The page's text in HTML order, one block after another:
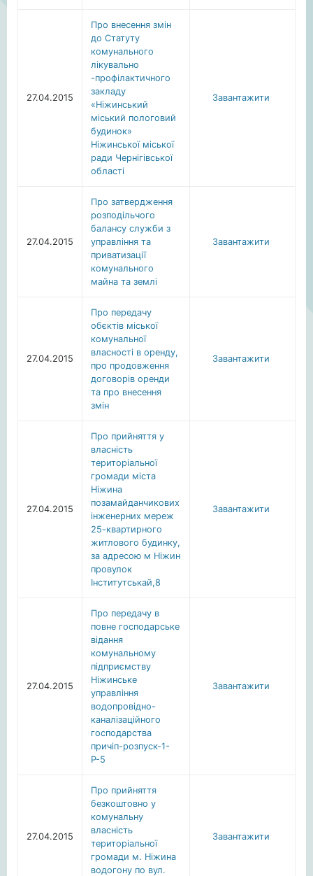
27.04.2015
Про внесення змін
до Статуту
комунального
лікувально
-профілактичного
закладу
«Ніжинський
міський пологовий
будинок»
Ніжинської міської
ради Чернігівської
області
Завантажити
27.04.2015
Про затвердження
розподільчого
балансу служби з
управління та
приватизації
комунального
майна та землі
Завантажити
27.04.2015
Про передачу
обєктів міської
комунальної
власності в оренду,
про продовження
договорів оренди
та про внесення
змін
Завантажити
27.04.2015
Про прийняття у
власність
територіальної
громади міста
Ніжина
позамайданчикових
інженерних мереж
25-квартирного
житлового будинку,
за адресою м Ніжин
провулок
Інститутськай,8
Завантажити
27.04.2015
Про передачу в
повне господарське
відання
комунальному
підприємству
Ніжинське
управління
водопровідно-
каналізаційного
господарства
причіп-розпуск-1-
Р-5
Завантажити
27.04.2015
Про прийняття
безкоштовно у
комунальну
власність
територіальної
громади м. Ніжина
водогону по вул.
Завантажити